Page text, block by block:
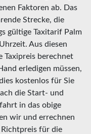
Faktoren ab. Das
Strecke, die
gültige Taxitarif Palm
Aus diesen
Taxipreis berechnet
erledigen müssen,
kostenlos für Sie
die Start- und
in das obige
wir und errechnen
Richtpreis für die